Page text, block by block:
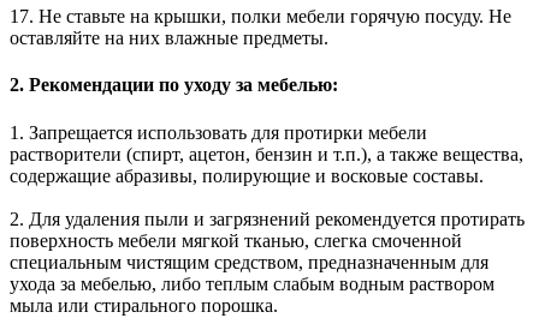
17. Не ставьте на крышки, полки мебели горячую посуду. Не
оставляйте на них влажные предметы.
2. Рекомендации по уходу за мебелью:
1. Запрещается использовать для протирки мебели
растворители (спирт, ацетон, бензин и т.п.), а также вещества,
содержащие абразивы, полирующие и восковые составы.
2. Для удаления пыли и загрязнений рекомендуется протирать
поверхность мебели мягкой тканью, слегка смоченной
специальным чистящим средством, предназначенным для
ухода за мебелью, либо теплым слабым водным раствором
мыла или стирального порошка.